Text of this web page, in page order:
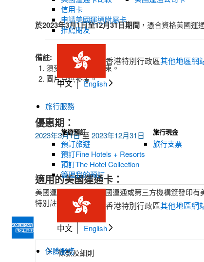
信用卡
申請美國運通附屬卡
推薦朋友
香港特別行政區其他地區網
中文 English
旅行服務
旅遊預訂
預訂旅遊
預訂Fine Hotels + Resorts
預訂The Hotel Collection
管理我的預訂
旅行現金
旅行支票
香港特別行政區其他地區網
中文 English
保險服務
於2023年3月1日至12月31日期間 ，憑合資格美國運
備註:
須受條款及細則約束。
圖片只供參考。
優惠期：
2023年3月1日至 2023年12月31日
適用的美國運通卡：
美國運通卡 (持有由美國運通或第三方機構簽發印
特別註明外)
條款及細則